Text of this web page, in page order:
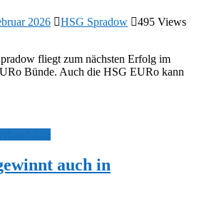
2026 HSG Spradow
495 Views
fliegt zum nächsten Erfolg im
Bünde. Auch die HSG EURo kann
auch in